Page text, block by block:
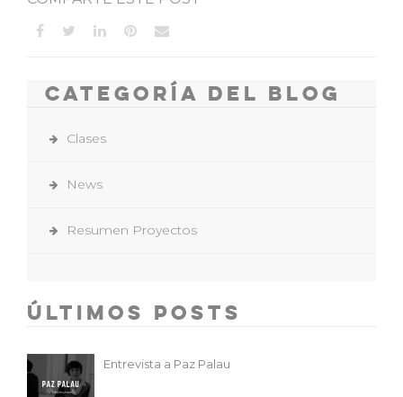
Categoría del Blog
Clases
News
Resumen Proyectos
Últimos Posts
Entrevista a Paz Palau